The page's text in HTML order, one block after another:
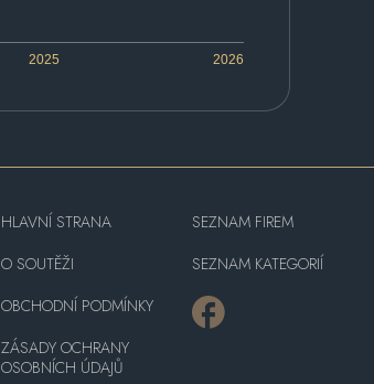
2025 2026
HLAVNÍ STRANA
O SOUTĚŽI
OBCHODNÍ PODMÍNKY
ZÁSADY OCHRANY
OSOBNÍCH ÚDAJŮ
SEZNAM FIREM
SEZNAM KATEGORIÍ